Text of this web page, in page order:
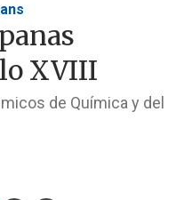
XVIII
de Química y del